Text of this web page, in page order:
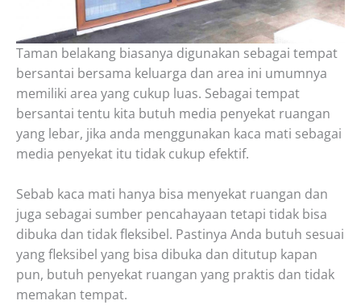
Taman belakang biasanya digunakan sebagai tempat
bersantai bersama keluarga dan area ini umumnya
memiliki area yang cukup luas. Sebagai tempat
bersantai tentu kita butuh media penyekat ruangan
yang lebar, jika anda menggunakan kaca mati sebagai
media penyekat itu tidak cukup efektif.
Sebab kaca mati hanya bisa menyekat ruangan dan
juga sebagai sumber pencahayaan tetapi tidak bisa
dibuka dan tidak fleksibel. Pastinya Anda butuh sesuai
yang fleksibel yang bisa dibuka dan ditutup kapan
pun, butuh penyekat ruangan yang praktis dan tidak
memakan tempat.